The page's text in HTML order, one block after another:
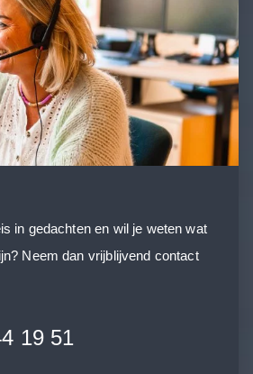
in gedachten en wil je weten wat
Neem dan vrijblijvend contact
19 51